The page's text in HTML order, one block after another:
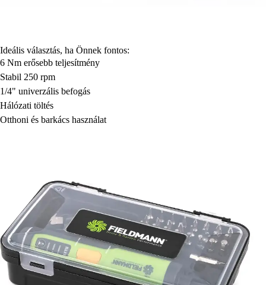
Ideális választás, ha Önnek fontos:
6 Nm erősebb teljesítmény
Stabil 250 rpm
1/4" univerzális befogás
Hálózati töltés
Otthoni és barkács használat